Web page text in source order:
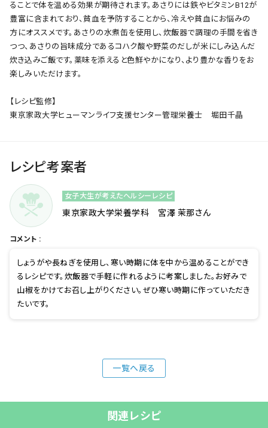
ることで体を温める効果が期待されます。あさりには鉄やビタミンB12が
豊富に含まれており、貧血を予防することから、冷えや貧血にお悩みの
方にオススメです。あさりの水煮缶を使用し、炊飯器で調理の手間を省き
つつ、あさりの旨味成分であるコハク酸や野菜のだしが米にしみ込んだ
炊き込みご飯です。薬味を添えると色鮮やかになり、より豊かな香りをお
楽しみいただけます。
【レシピ監修】
東京家政大学ヒューマンライフ支援センター管理栄養士 堀田千晶
レシピ考案者
女子大生が考えたヘルシーレシピ
東京家政大学栄養学科 宮澤 茉那さん
コメント :
しょうがや長ねぎを使用し、寒い時期に体を中から温めることができ
るレシピです。炊飯器で手軽に作れるように考案しました。お好みで
山椒をかけてお召し上がりください。ぜひ寒い時期に作っていただき
たいです。
一覧へ戻る
関連レシピ